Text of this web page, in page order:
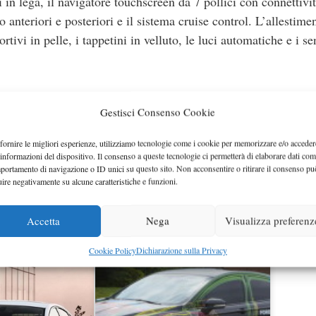
Gestisci Consenso Cookie
le migliori esperienze, utilizziamo tecnologie come i cookie per memorizzare e/o
del dispositivo. Il consenso a queste tecnologie ci permetterà di elaborare dati
di navigazione o ID unici su questo sito. Non acconsentire o ritirare il consenso
negativamente su alcune caratteristiche e funzioni.
Accetta Nega Visualizza
Cookie PolicyDichiarazione sulla Privacy
e posteriori e il sistema cruise control.
in pelle, i tappetini in velluto, le luci automatiche e i
119 g/km. La versione più potente da 163 CV ha invece un
di 120 g/km di CO2. Ricordiamo che la Ford
la 2.2 Duratorq TDCi da 200 CV, oltre che con il 1.6
il 2.0 EcoBoost nelle varianti da 203 e 240 CV.